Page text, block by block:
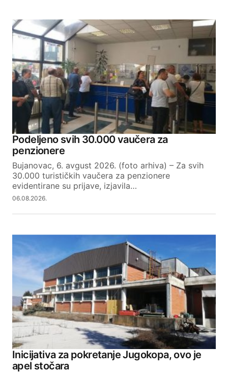
Podeljeno svih 30.000 vaučera za
penzionere
Bujanovac, 6. avgust 2026. (foto arhiva) – Za svih
30.000 turističkih vaučera za penzionere
evidentirane su prijave, izjavila…
06.08.2026.
Inicijativa za pokretanje Jugokopa, ovo je
apel stočara